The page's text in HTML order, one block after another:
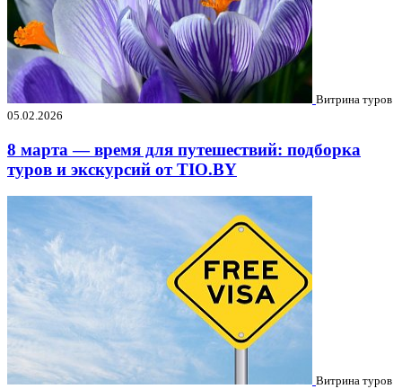
Витрина туров
05.02.2026
8 марта — время для путешествий: подборка
туров и экскурсий от TIO.BY
Витрина туров